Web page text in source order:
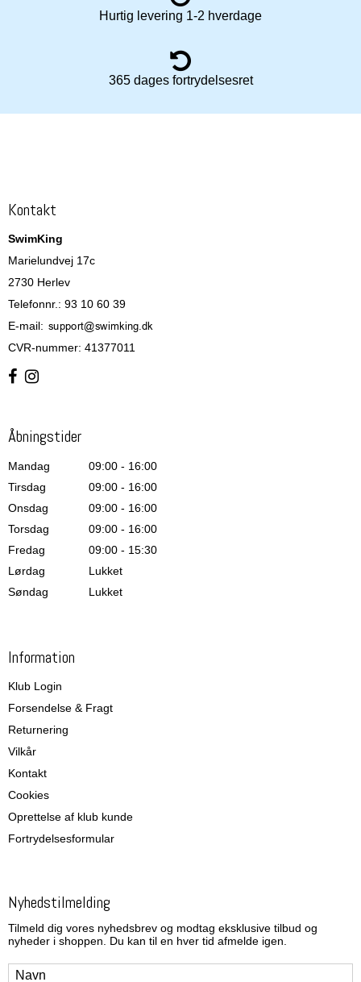
Hurtig levering 1-2 hverdage
365 dages fortrydelsesret
Kontakt
SwimKing
Marielundvej 17c
2730 Herlev
Telefonnr.: 93 10 60 39
E-mail:
CVR-nummer: 41377011
Åbningstider
Mandag
09:00 - 16:00
Tirsdag
09:00 - 16:00
Onsdag
09:00 - 16:00
Torsdag
09:00 - 16:00
Fredag
09:00 - 15:30
Lørdag
Lukket
Søndag
Lukket
Information
Klub Login
Forsendelse & Fragt
Returnering
Vilkår
Kontakt
Cookies
Oprettelse af klub kunde
Fortrydelsesformular
Nyhedstilmelding
Tilmeld dig vores nyhedsbrev og modtag eksklusive tilbud og
nyheder i shoppen. Du kan til en hver tid afmelde igen.